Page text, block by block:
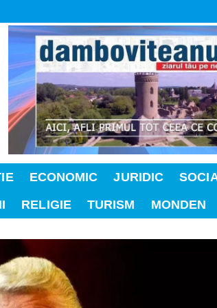
ECONOMIC JURIDIC
RELIGIE TURISM MONDEN